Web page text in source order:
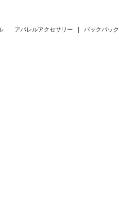
| アパレルアクセサリー | バックパック